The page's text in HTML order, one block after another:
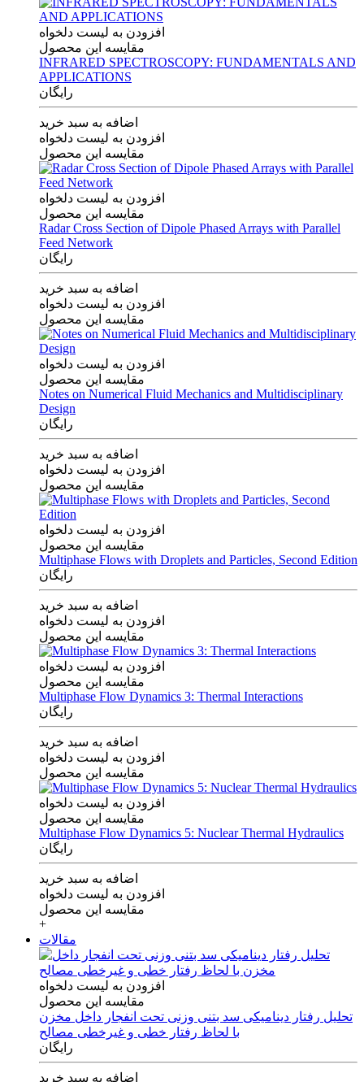
افزودن به لیست دلخواه
مقایسه این محصول
INFRARED SPECTROSCOPY: FUNDAMENTALS AND
APPLICATIONS
رایگان
اضافه به سبد خرید
افزودن به لیست دلخواه
مقایسه این محصول
افزودن به لیست دلخواه
مقایسه این محصول
Radar Cross Section of Dipole Phased Arrays with Parallel
Feed Network
رایگان
اضافه به سبد خرید
افزودن به لیست دلخواه
مقایسه این محصول
افزودن به لیست دلخواه
مقایسه این محصول
Notes on Numerical Fluid Mechanics and Multidisciplinary
Design
رایگان
اضافه به سبد خرید
افزودن به لیست دلخواه
مقایسه این محصول
افزودن به لیست دلخواه
مقایسه این محصول
Multiphase Flows with Droplets and Particles, Second Edition
رایگان
اضافه به سبد خرید
افزودن به لیست دلخواه
مقایسه این محصول
افزودن به لیست دلخواه
مقایسه این محصول
Multiphase Flow Dynamics 3: Thermal Interactions
رایگان
اضافه به سبد خرید
افزودن به لیست دلخواه
مقایسه این محصول
افزودن به لیست دلخواه
مقایسه این محصول
Multiphase Flow Dynamics 5: Nuclear Thermal Hydraulics
رایگان
اضافه به سبد خرید
افزودن به لیست دلخواه
مقایسه این محصول
+
مقالات
افزودن به لیست دلخواه
مقایسه این محصول
تحلیل رفتار دینامیکی سد بتنی وزنی تحت انفجار داخل مخزن
با لحاظ رفتار خطی و غیرخطی مصالح
رایگان
اضافه به سبد خرید